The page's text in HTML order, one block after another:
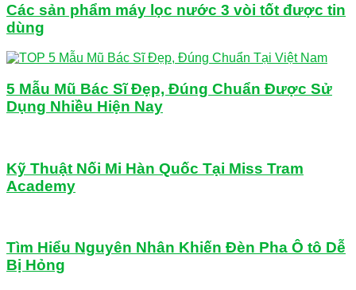
Các sản phẩm máy lọc nước 3 vòi tốt được tin
dùng
5 Mẫu Mũ Bác Sĩ Đẹp, Đúng Chuẩn Được Sử
Dụng Nhiều Hiện Nay
Kỹ Thuật Nối Mi Hàn Quốc Tại Miss Tram
Academy
Tìm Hiểu Nguyên Nhân Khiến Đèn Pha Ô tô Dễ
Bị Hỏng